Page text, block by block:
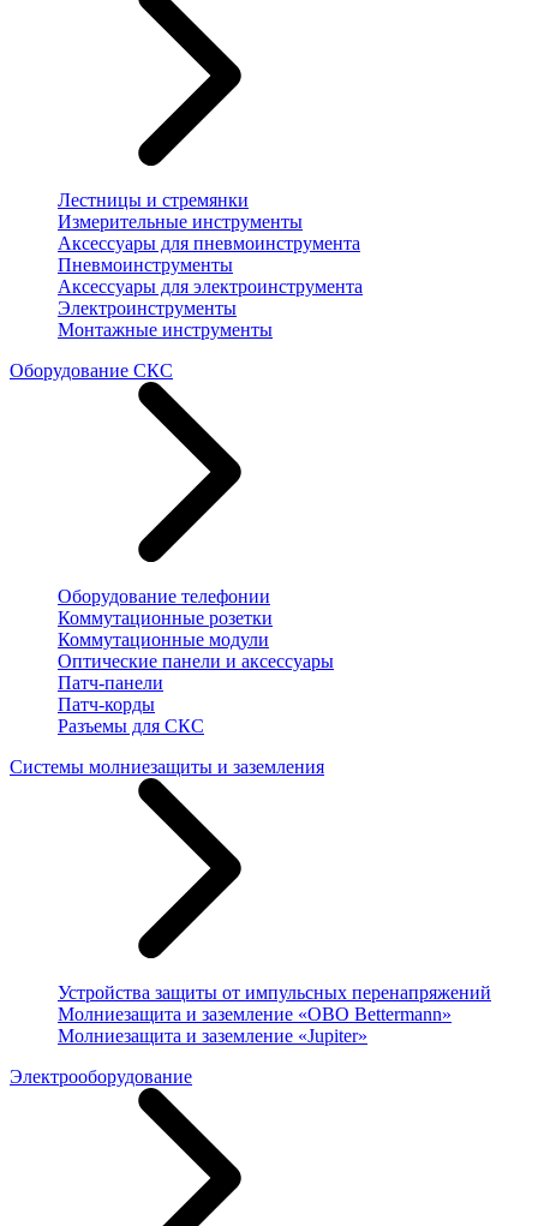
Лестницы и стремянки
Измерительные инструменты
Аксессуары для пневмоинструмента
Пневмоинструменты
Аксессуары для электроинструмента
Электроинструменты
Монтажные инструменты
Оборудование СКС
Оборудование телефонии
Коммутационные розетки
Коммутационные модули
Оптические панели и аксессуары
Патч-панели
Патч-корды
Разъемы для СКС
Системы молниезащиты и заземления
Устройства защиты от импульсных перенапряжений
Молниезащита и заземление «OBO Bettermann»
Молниезащита и заземление «Jupiter»
Электрооборудование